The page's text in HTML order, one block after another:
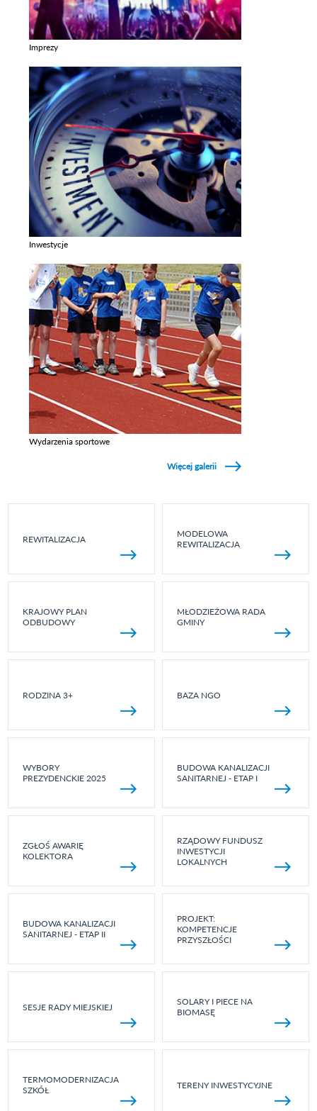
Imprezy
Inwestycje
Wydarzenia sportowe
Więcej galerii
REWITALIZACJA
MODELOWA
REWITALIZACJA
KRAJOWY PLAN
ODBUDOWY
MŁODZIEŻOWA RADA
GMINY
RODZINA 3+ BAZA NGO
WYBORY
PREZYDENCKIE 2025
BUDOWA KANALIZACJI
SANITARNEJ - ETAP I
ZGŁOŚ AWARIĘ
KOLEKTORA
RZĄDOWY FUNDUSZ
INWESTYCJI
LOKALNYCH
BUDOWA KANALIZACJI
SANITARNEJ - ETAP II
PROJEKT:
KOMPETENCJE
PRZYSZŁOŚCI
SESJE RADY MIEJSKIEJ
SOLARY I PIECE NA
BIOMASĘ
TERMOMODERNIZACJA
SZKÓŁ
TERENY INWESTYCYJNE